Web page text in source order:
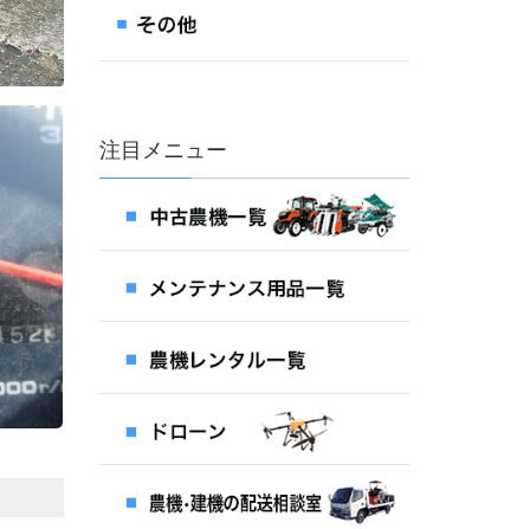
注目メニュー